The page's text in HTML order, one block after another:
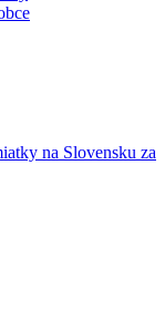
na Slovensku za